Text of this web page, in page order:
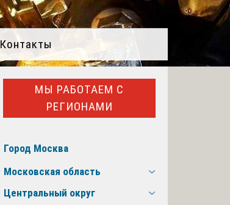
Контакты
МЫ РАБОТАЕМ С
РЕГИОНАМИ
Город Москва
Московская область
Центральный округ